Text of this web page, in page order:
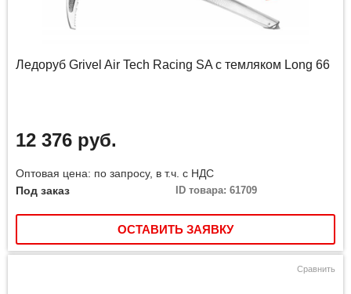
Ледоруб Grivel Air Tech Racing SA с темляком Long 66
12 376 руб.
Оптовая цена: по запросу, в т.ч. с НДС
Под заказ
ID товара: 61709
ОСТАВИТЬ ЗАЯВКУ
Сравнить